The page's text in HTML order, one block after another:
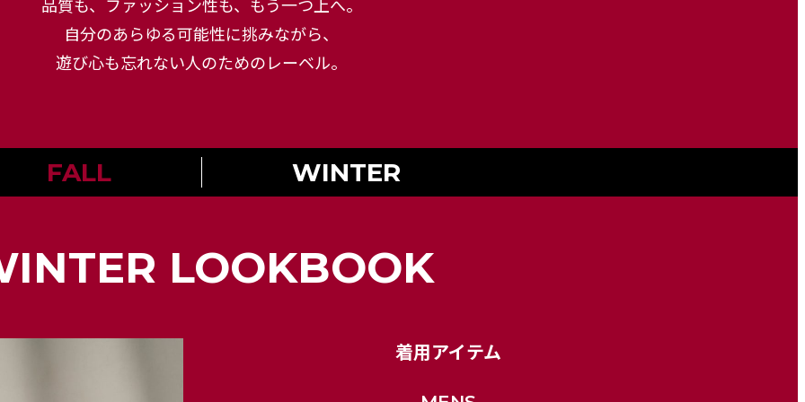
自分のあらゆる可能性に挑みながら、
遊び心も忘れない人のためのレーベル。
FALL WINTER
LOOKBOOK
着用アイテム